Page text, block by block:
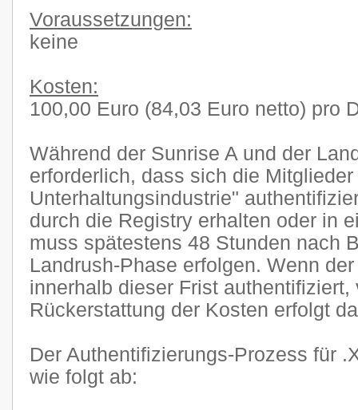
Voraussetzungen:
keine
Kosten:
100,00 Euro (84,03 Euro netto) pro
Während der Sunrise A und der
erforderlich, dass sich die
Unterhaltungsindustrie"
durch die Registry erhalten oder in
muss spätestens 48 Stunden nach
Landrush-Phase erfolgen. Wenn
innerhalb dieser Frist
Rückerstattung der Kosten erfolgt
Der Authentifizierungs-Prozess für
wie folgt ab: